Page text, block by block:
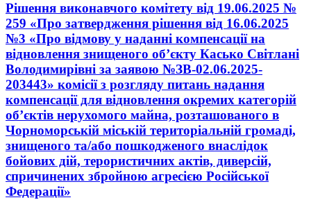
Рішення виконавчого комітету від 19.06.2025 №
259 «Про затвердження рішення від 16.06.2025
№3 «Про відмову у наданні компенсації на
відновлення знищеного об’єкту Касько Світлані
Володимирівні за заявою №ЗВ-02.06.2025-
203443» комісії з розгляду питань надання
компенсації для відновлення окремих категорій
об’єктів нерухомого майна, розташованого в
Чорноморській міській територіальній громаді,
знищеного та/або пошкодженого внаслідок
бойових дій, терористичних актів, диверсій,
спричинених збройною агресією Російської
Федерації»